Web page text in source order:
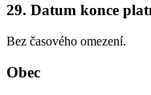
29. Datum konce
Bez časového omezení.
Obec